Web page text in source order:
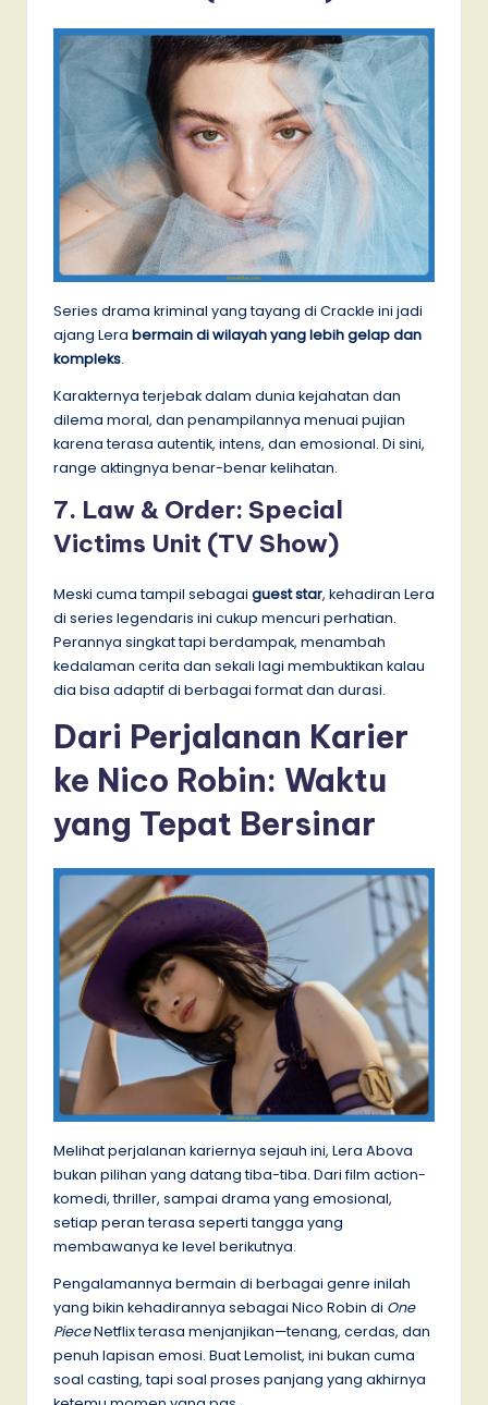
Series drama kriminal yang tayang di Crackle ini jadi
ajang Lera bermain di wilayah yang lebih gelap dan
kompleks.
Karakternya terjebak dalam dunia kejahatan dan
dilema moral, dan penampilannya menuai pujian
karena terasa autentik, intens, dan emosional. Di sini,
range aktingnya benar-benar kelihatan.
7. Law & Order: Special
Victims Unit (TV Show)
Meski cuma tampil sebagai guest star, kehadiran Lera
di series legendaris ini cukup mencuri perhatian.
Perannya singkat tapi berdampak, menambah
kedalaman cerita dan sekali lagi membuktikan kalau
dia bisa adaptif di berbagai format dan durasi.
Dari Perjalanan Karier
ke Nico Robin: Waktu
yang Tepat Bersinar
Melihat perjalanan kariernya sejauh ini, Lera Abova
bukan pilihan yang datang tiba-tiba. Dari film action-
komedi, thriller, sampai drama yang emosional,
setiap peran terasa seperti tangga yang
membawanya ke level berikutnya.
Pengalamannya bermain di berbagai genre inilah
yang bikin kehadirannya sebagai Nico Robin di One
PieceNetflix terasa menjanjikan—tenang, cerdas, dan
penuh lapisan emosi. Buat Lemolist, ini bukan cuma
soal casting, tapi soal proses panjang yang akhirnya